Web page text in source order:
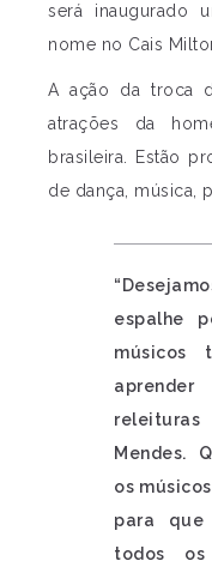
será inaugurado
nome no Cais
A ação da troca
atrações da
brasileira. Estão
de dança, música,
espalhe
músicos
Mendes.
os
para
todos os